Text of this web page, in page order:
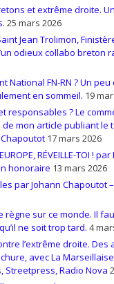
et extrême droite.
25 mars 2026
Jean Trolimon,
odieux collabo breton
National FN-RN ? Un peu
en sommeil. 19
responsables ? Le
mon article publiant le
Chapoutot 17 mars 2026
RÉVEILLE-TOI !
honoraire 13 mars 2026
par Johann Chapoutot
règne sur ce monde. Il
ne soit trop tard. 4
l’extrême droite. Des
avec La
Streetpress, Radio Nova